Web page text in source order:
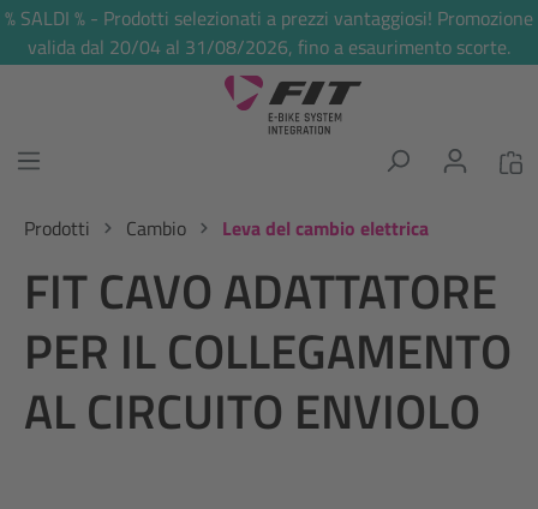
principale
% SALDI % - Prodotti selezionati a prezzi vantaggiosi! Promozione
valida dal 20/04 al 31/08/2026, fino a esaurimento scorte.
Prodotti Cambio Leva del cambio elettrica
FIT CAVO ADATTATORE
PER IL COLLEGAMENTO
AL CIRCUITO ENVIOLO